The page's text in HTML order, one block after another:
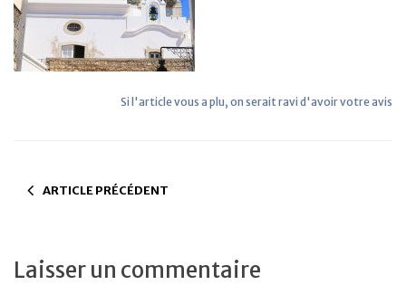
Si l'article vous a plu, on serait ravi d'avoir votre avis
ARTICLE PRÉCÉDENT
Laisser un commentaire